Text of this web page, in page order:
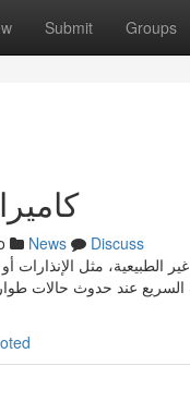
Submit Groups
News
Discuss
الطبيعية، مثل الإنذارات